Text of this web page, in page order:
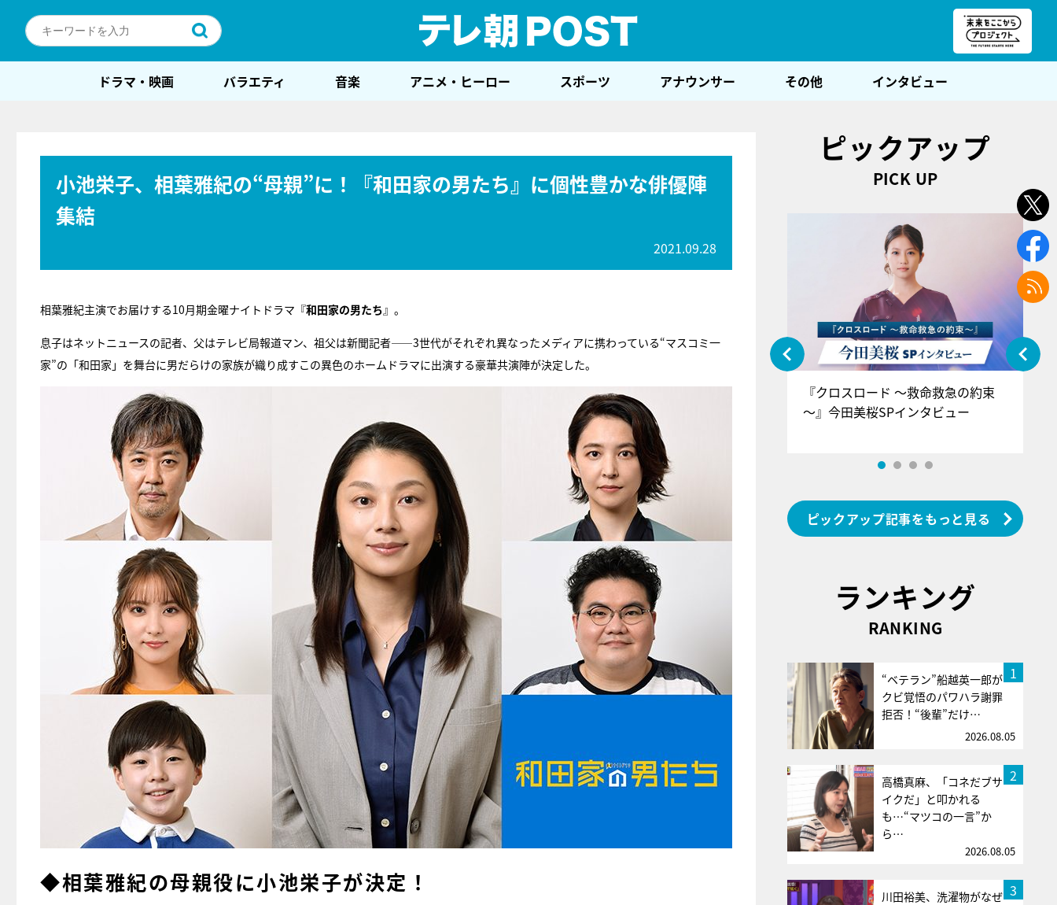
ドラマ・映画 バラエティ 音楽 アニメ・ヒーロー スポーツ アナウンサー その他 インタビュー
小池栄子、相葉雅紀の“母親”に！『和田家の男たち』に個性豊かな俳優陣
集結
2021.09.28
相葉雅紀主演でお届けする10月期金曜ナイトドラマ『和田家の男たち』。
息子はネットニュースの記者、父はテレビ局報道マン、祖父は新聞記者――3世代がそれぞれ異なったメディアに携わっている“マスコミ一
家”の「和田家」を舞台に男だらけの家族が織り成すこの異色のホームドラマに出演する豪華共演陣が決定した。
◆相葉雅紀の母親役に小池栄子が決定！
ピックアップ
PICK UP
『アイ＝ラブ！げーみんぐ』＝LOV
E齋藤樹愛羅＆佐々木舞香SPインタ
ビュー
『クロスロード ～救命救急の約束
～』今田美桜SPインタビュー
ピックアップ記事をもっと見る
ランキング
RANKING
1
“ベテラン”船越英一郎が
クビ覚悟のパワハラ謝罪
拒否！“後輩”だけ…
2026.08.05
2
高橋真麻、「コネだブサ
イクだ」と叩かれる
も…“マツコの一言”か
ら…
2026.08.05
3
川田裕美、洗濯物がなぜ